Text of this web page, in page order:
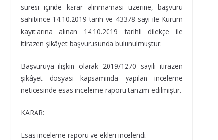
süresi içinde karar alınmaması üzerine, başvuru
sahibince 14.10.2019 tarih ve 43378 sayı ile Kurum
kayıtlarına alınan 14.10.2019 tarihli dilekçe ile
itirazen şikâyet başvurusunda bulunulmuştur.
Başvuruya ilişkin olarak 2019/1270 sayılı itirazen
şikâyet dosyası kapsamında yapılan inceleme
neticesinde esas inceleme raporu tanzim edilmiştir.
KARAR:
Esas inceleme raporu ve ekleri incelendi.